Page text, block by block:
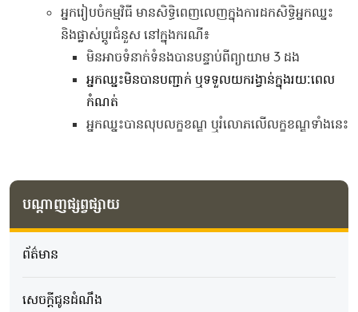
អ្នករៀបចំកម្មវិធី មានសិទ្ធិពេញលេញក្នុងការដកសិទ្ធិអ្នកឈ្នះ
និងផ្លាស់ប្ដូរជំនួស នៅក្នុងករណី៖
មិនអាចទំនាក់ទំនងបានបន្ទាប់ពីព្យាយាម 3 ដង
អ្នកឈ្នះមិនបានបញ្ជាក់ ឬទទួលយករង្វាន់ក្នុងរយៈពេល
កំណត់
អ្នកឈ្នះបានលុបលក្ខខណ្ឌ ឬរំលោភលើលក្ខខណ្ឌទាំងនេះ
បណ្តាញផ្សព្វផ្សាយ
ព័ត៌មាន
សេចក្ដីជូនដំណឹង